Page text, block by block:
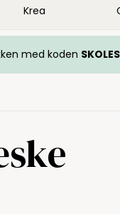
Krea
med koden